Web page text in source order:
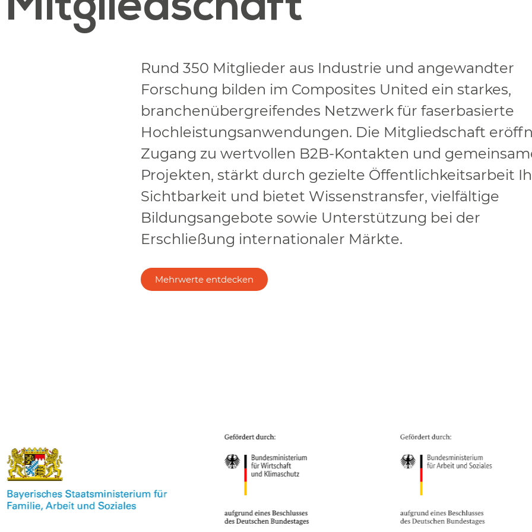
Rund 350 Mitglieder aus Industrie und angewandter
Forschung bilden im Composites United ein starkes,
branchenübergreifendes Netzwerk für faserbasierte
Hochleistungsanwendungen. Die Mitgliedschaft
Zugang zu wertvollen B2B-Kontakten und
Projekten, stärkt durch gezielte Öffentlichkeitsarbeit
Sichtbarkeit und bietet Wissenstransfer, vielfältige
Bildungsangebote sowie Unterstützung bei der
Erschließung internationaler Märkte.
Mehrwerte entdecken